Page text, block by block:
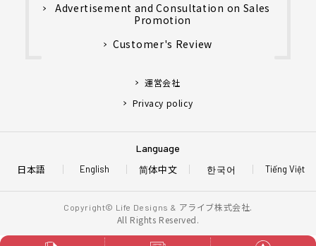
Advertisement and Consultation on Sales
Promotion
Customer's Review
運営会社
Privacy policy
Language
日本語 English Tiếng Việt
简体中文 한국어
Copyright© Life Designs & アライブ株式会社.
All Rights Reserved.